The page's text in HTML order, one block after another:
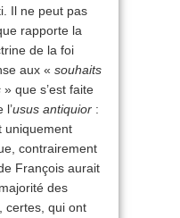
Il ne peut pas
rapporte la
de la foi
aux « souhaits
» que s’est faite
l’usus antiquior :
uniquement
contrairement
François aurait
des
certes, qui ont